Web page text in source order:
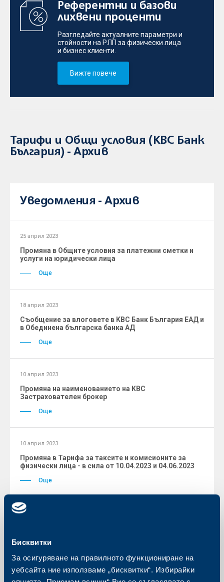
Бисквитки
За осигуряване на правилното функциониране на
уебсайта ние използваме „бисквитки“. Избирайки
Референтни и базови
лихвени проценти
Разгледайте актуалните параметри и
стойности на РЛП за физически лица
и бизнес клиенти.
Вижте повече
Тарифи и Общи условия (KBC Банк
България) - Архив
Уведомления - Архив
25 април 2023
Промяна в Общите условия за платежни сметки и
услуги на юридически лица
Още
18 април 2023
Съобщение за влоговете в KBC Банк България ЕАД и
в Обединена българска банка АД
Още
10 април 2023
Промяна на наименованието на KBC
Застрахователен брокер
Още
10 април 2023
Промяна в Тарифа за таксите и комисионите за
физически лица - в сила от 10.04.2023 и 04.06.2023
Още
Тарифи